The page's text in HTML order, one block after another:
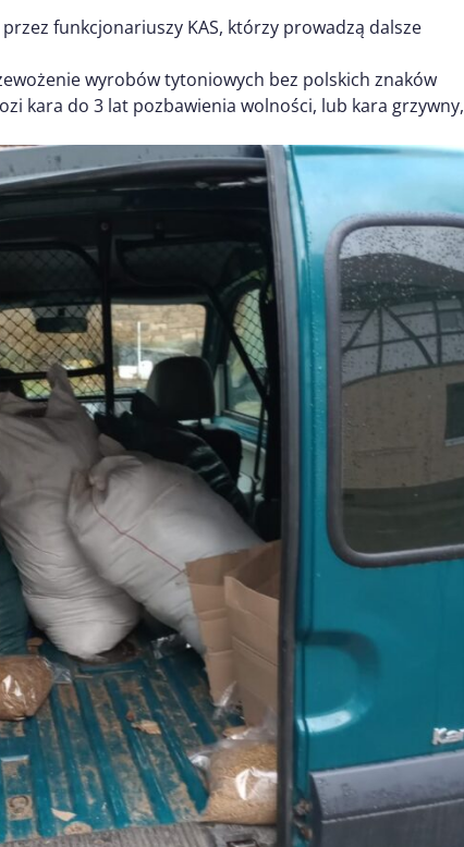
funkcjonariuszy KAS, którzy prowadzą dalsze
wyrobów tytoniowych bez polskich znaków
kara do 3 lat pozbawienia wolności, lub kara grzywny,